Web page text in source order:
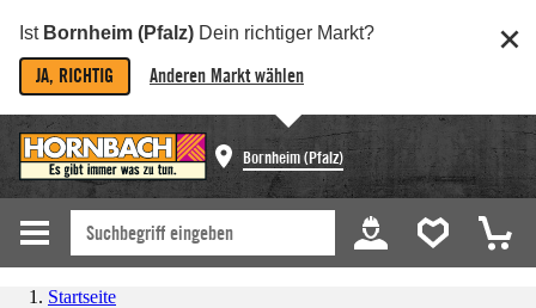
Ist Bornheim (Pfalz) Dein richtiger Markt?
JA, RICHTIG Anderen Markt wählen
Bornheim (Pfalz)
Startseite